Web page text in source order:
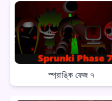
স্প্রাঙ্কি ফেজ ৭